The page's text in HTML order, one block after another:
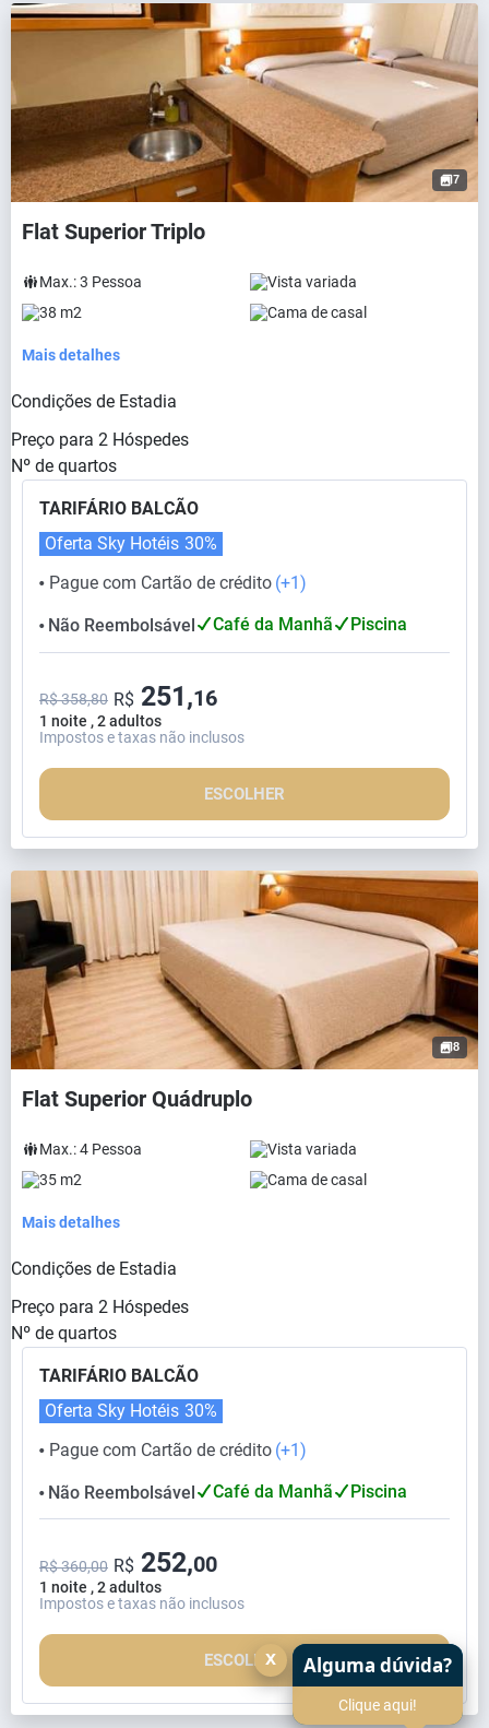
7
Flat Superior Triplo
Max.:3 Pessoa
Vista variada
38 m2
Cama de casal
Mais detalhes
Condições de Estadia
Preço para 2 Hóspedes
Nº de quartos
TARIFÁRIO BALCÃO
⬤ Pague com Cartão de crédito (+1)
Oferta Sky Hotéis 30%
⬤ Não Reembolsável Café da Manhã Piscina
1 noite , 2 adultos
R$ 358,80 R$ 251,16
Impostos e taxas não inclusos
ESCOLHER
8
Flat Superior Quádruplo
Max.:4 Pessoa
Vista variada
35 m2
Cama de casal
Mais detalhes
Condições de Estadia
Preço para 2 Hóspedes
Nº de quartos
TARIFÁRIO BALCÃO
⬤ Pague com Cartão de crédito (+1)
Oferta Sky Hotéis 30%
⬤ Não Reembolsável Café da Manhã Piscina
1 noite , 2 adultos
R$ 360,00 R$ 252,00
Impostos e taxas não inclusos
ESCOLHER Alguma dúvida?
Clique aqui!
x